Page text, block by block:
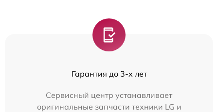
Гарантия до 3-х лет
Сервисный центр устанавливает
оригинальные запчасти техники LG и